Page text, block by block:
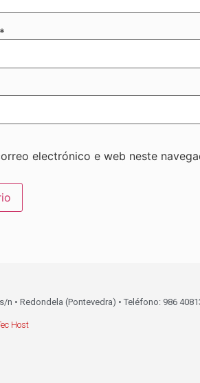
*
electrónico e web neste
n • Redondela (Pontevedra) • Teléfono: 986
Host